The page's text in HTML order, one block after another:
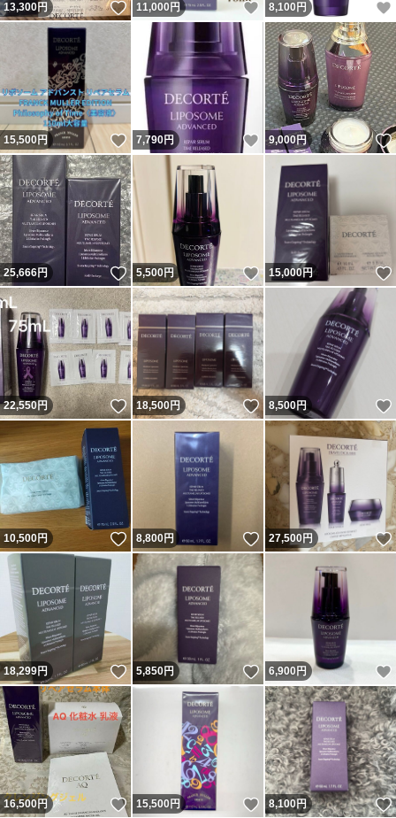
13,300円 いいね！
11,000 円 いいね！
8,100 円
15,500円 いいね！
7,790円 いいね！
9,000円
25,666円 いいね！
5,500円 いいね！
15,000円
22,550円 いいね！
18,500円 いいね！
8,500円
10,500円 いいね！
8,800円 いいね！
27,500円
18,299円 いいね！
5,850円 いいね！
6,900円
16,500円 いいね！
15,500円 いいね！
8,100円